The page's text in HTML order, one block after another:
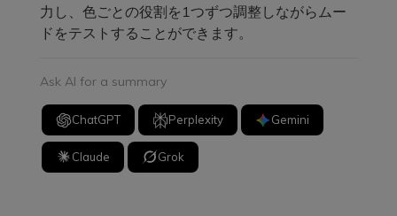
力し、色ごとの役割を1つずつ調整しながらムー
ドをテストすることができます。
Ask AI for a summary
ChatGPT Perplexity Gemini
Claude Grok